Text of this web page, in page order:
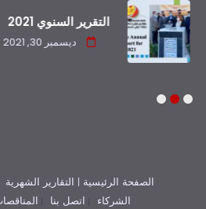
التقرير السنوي 2021
ديسمبر 30, 2021
1
2
3
الصفحة الرئيسية | التقارير الشهرية
الشركاء
اتصل بنا